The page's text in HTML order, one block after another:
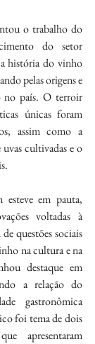
o trabalho do
do setor
história do vinho
pelas origens e
no país. O terroir
únicas foram
assim como a
uvas cultivadas e o
esteve em pauta,
voltadas à
questões sociais
na cultura e na
destaque em
a relação do
gastronômica
foi tema de dois
apresentaram